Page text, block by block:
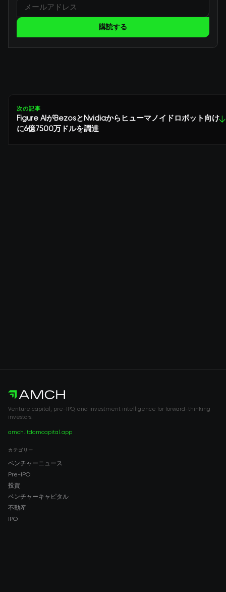
購読する
次の記事
Figure AIがBezosとNvidiaからヒューマノイドロボット向け
に6億7500万ドルを調達
↓
Venture capital, pre-IPO, and investment intelligence for forward-thinking
investors.
amch.ltdamcapital.app
カテゴリー
ベンチャーニュース
Pre-IPO
投資
ベンチャーキャピタル
不動産
IPO